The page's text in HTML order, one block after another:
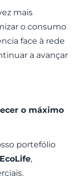
mais
o consumo
face à rede
a avançar
o máximo
portefólio
EcoLife,